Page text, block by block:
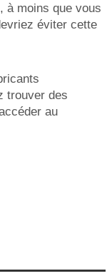
à moins que vous
éviter cette
trouver des
au